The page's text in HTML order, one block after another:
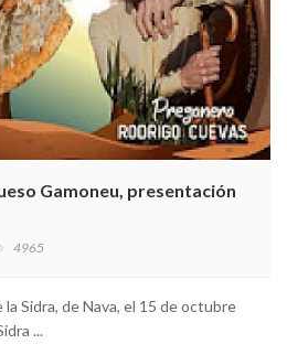
Gamoneu, presentación
4965
la Sidra, de Nava, el 15 de octubre
...